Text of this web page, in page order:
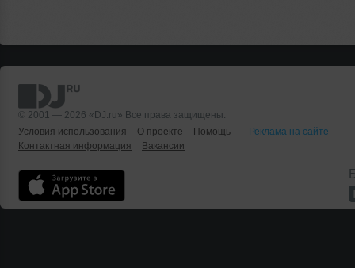
© 2001 — 2026 «DJ.ru» Все права защищены.
Условия использования
О проекте Помощь
Реклама на сайте
Контактная информация
Вакансии